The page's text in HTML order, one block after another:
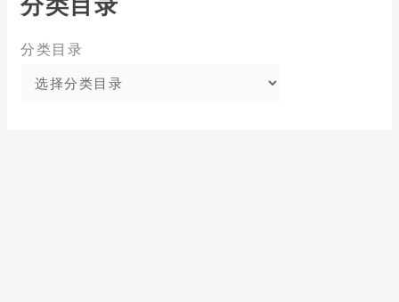
分类目录